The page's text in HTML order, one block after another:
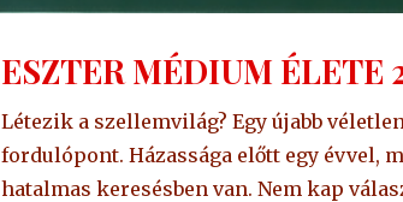
ESZTER MÉDIUM ÉLETE
Létezik a szellemvilág? Egy újabb
fordulópont. Házassága előtt egy évvel,
hatalmas keresésben van. Nem kap